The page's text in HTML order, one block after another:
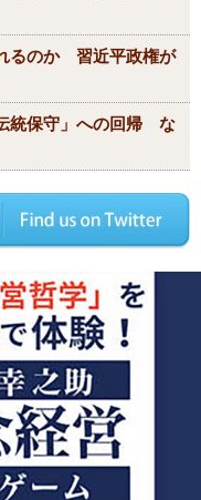
るのか 習近平政権が
統保守」への回帰 な